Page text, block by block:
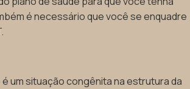
é necessário que você se enquadre
um situação congênita na estrutura da